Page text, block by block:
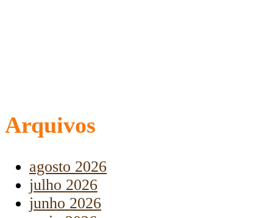
Arquivos
agosto 2026
julho 2026
junho 2026